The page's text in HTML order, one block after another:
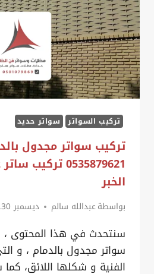
سواتر
خشبية
بالدمام
تركيب السواتر سواتر حديد
تركيب سواتر مجدول
0535879621
الخبر
بواسطةعبدالله سالم ديسمبر 30, 2025
سنتحدث في هذا المحتوى
سواتر مجدول بالدمام ، و
الفنية و شكلها اللائق،